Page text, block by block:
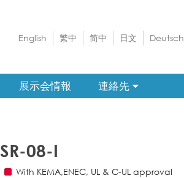
English 繁中 简中 日文 Deutsch
展示会情報 連絡先
SR-08-I
With KEMA,ENEC, UL & C-UL approval